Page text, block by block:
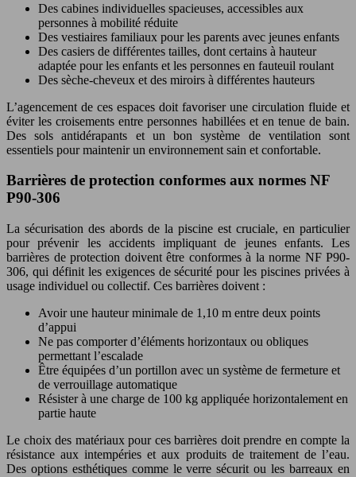
Des cabines individuelles spacieuses, accessibles aux
personnes à mobilité réduite
Des vestiaires familiaux pour les parents avec jeunes enfants
Des casiers de différentes tailles, dont certains à hauteur
adaptée pour les enfants et les personnes en fauteuil roulant
Des sèche-cheveux et des miroirs à différentes hauteurs
L’agencement de ces espaces doit favoriser une circulation fluide et
éviter les croisements entre personnes habillées et en tenue de bain.
Des sols antidérapants et un bon système de ventilation sont
essentiels pour maintenir un environnement sain et confortable.
Barrières de protection conformes aux normes NF
P90-306
La sécurisation des abords de la piscine est cruciale, en particulier
pour prévenir les accidents impliquant de jeunes enfants. Les
barrières de protection doivent être conformes à la norme NF P90-
306, qui définit les exigences de sécurité pour les piscines privées à
usage individuel ou collectif. Ces barrières doivent :
Avoir une hauteur minimale de 1,10 m entre deux points
d’appui
Ne pas comporter d’éléments horizontaux ou obliques
permettant l’escalade
Être équipées d’un portillon avec un système de fermeture et
de verrouillage automatique
Résister à une charge de 100 kg appliquée horizontalement en
partie haute
Le choix des matériaux pour ces barrières doit prendre en compte la
résistance aux intempéries et aux produits de traitement de l’eau.
Des options esthétiques comme le verre sécurit ou les barreaux en